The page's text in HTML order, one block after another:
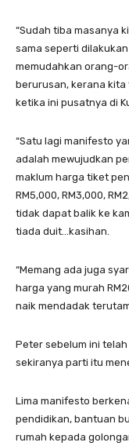
“Sudah tiba masanya
sama seperti
memudahkan orang-
berurusan, kerana kita
ketika ini pusatnya di
“Satu lagi manifesto
adalah mewujudkan
maklum harga tiket
RM5,000, RM3,000,
tidak dapat balik ke
tiada duit…kasihan.
“Memang ada juga
harga yang murah
naik mendadak
Peter sebelum ini telah
sekiranya parti itu
Lima manifesto
pendidikan, bantuan
rumah kepada